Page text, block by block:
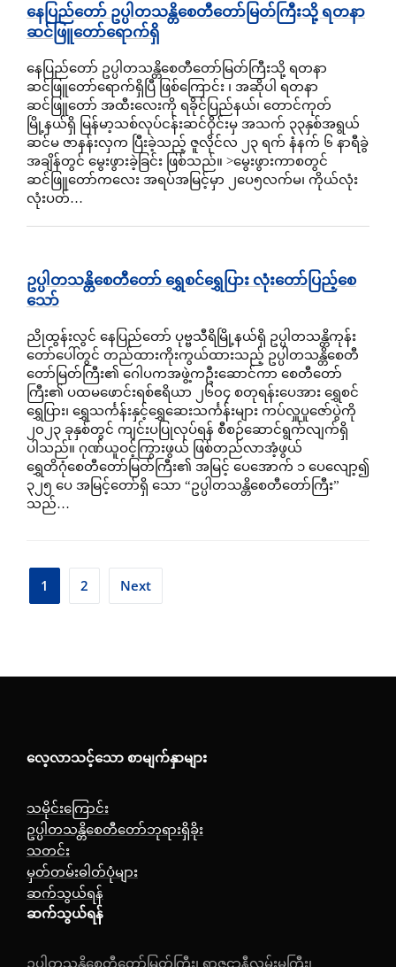
နေပြည်တော် ဥပ္ပါတသန္တိစေတီတော်မြတ်ကြီးသို့ ရတနာ
ဆင်ဖြူတော်ရောက်ရှိ
နေပြည်တော် ဥပ္ပါတသန္တိစေတီတော်မြတ်ကြီးသို့ ရတနာ
ဆင်ဖြူတော်ရောက်ရှိပြီ ဖြစ်ကြောင်း ၊ အဆိုပါ ရတနာ
ဆင်ဖြူတော် အထီးလေးကို ရခိုင်ပြည်နယ်၊ တောင်ကုတ်
မြို့နယ်ရှိ မြန်မာ့သစ်လုပ်ငန်းဆင်ဝိုင်းမှ အသက် ၃၃နှစ်အရွယ်
ဆင်မ ဇာနန်းလှက ပြီးခဲ့သည့် ဇူလိုင်လ ၂၃ ရက် နံနက် ၆ နာရီခွဲ
အချိန်တွင် မွေးဖွားခဲ့ခြင်း ဖြစ်သည်။ >မွေးဖွားကာစတွင်
ဆင်ဖြူတော်ကလေး အရပ်အမြင့်မှာ ၂ပေ၅လက်မ၊ ကိုယ်လုံး
လုံးပတ်…
ဥပ္ပါတသန္တိစေတီတော် ရွှေစင်ရွှေပြား လုံးတော်ပြည့်စေ
သော်
ညိုထွန်းလွင် နေပြည်တော် ပုဗ္ဗသီရိမြို့နယ်ရှိ ဥပ္ပါတသန္တိကုန်း
တော်ပေါ်တွင် တည်ထားကိုးကွယ်ထားသည့် ဥပ္ပါတသန္တိစေတီ
တော်မြတ်ကြီး၏ ဂေါပကအဖွဲ့ကဦးဆောင်ကာ စေတီတော်
ကြီး၏ ပထမဖောင်းရစ်ဧရိယာ ၂၆၀၄ စတုရန်းပေအား ရွှေစင်
ရွှေပြား၊ ရွှေသင်္ကန်းနှင့်ရွှေဆေးသင်္ကန်းများ ကပ်လှူပူဇော်ပွဲကို
၂၀၂၃ ခုနှစ်တွင် ကျင်းပပြုလုပ်ရန် စီစဉ်ဆောင်ရွက်လျက်ရှိ
ပါသည်။ ဂုဏ်ယူဝင့်ကြွားဖွယ် ဖြစ်တည်လာအံ့ဖွယ်
ရွှေတိဂုံစေတီတော်မြတ်ကြီး၏ အမြင့် ပေအောက် ၁ ပေလျော့၍
၃၂၅ ပေ အမြင့်တော်ရှိ သော “ဥပ္ပါတသန္တိစေတီတော်ကြီး”
သည်…
Posts
1 2 Next
လေ့လာသင့်သော စာမျက်နှာများ
သမိုင်းကြောင်း
ဥပ္ပါတသန္တိစေတီတော်ဘုရားရှိခိုး
သတင်း
မှတ်တမ်းဓါတ်ပုံများ
ဆက်သွယ်ရန်
ဆက်သွယ်ရန်
ဥပ္ပါတသန္တိစေတီတော်မြတ်ကြီး၊ ရာဇဌာနီလမ်းမကြီး၊